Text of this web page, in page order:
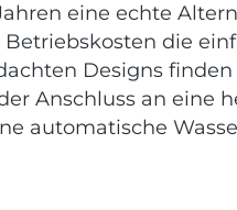
eine echte
die
Designs
Anschluss an eine
automatische